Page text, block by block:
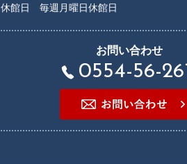
休館日 毎週月曜日休館日
お問い合わせ
0554-56-